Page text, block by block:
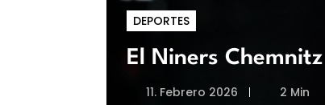
DEPORTES
El Niners
11. Febrero 2026 2 Min